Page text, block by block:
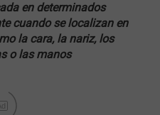
en determinados
cuando se localizan en
la cara, la nariz, los
o las manos